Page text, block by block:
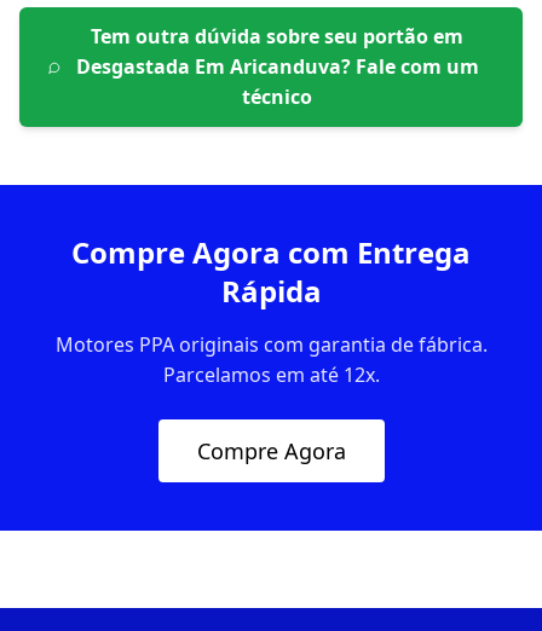
Tem outra dúvida sobre seu portão em
Desgastada Em Aricanduva? Fale com um
técnico
Compre Agora com Entrega
Rápida
Motores PPA originais com garantia de fábrica.
Parcelamos em até 12x.
Compre Agora